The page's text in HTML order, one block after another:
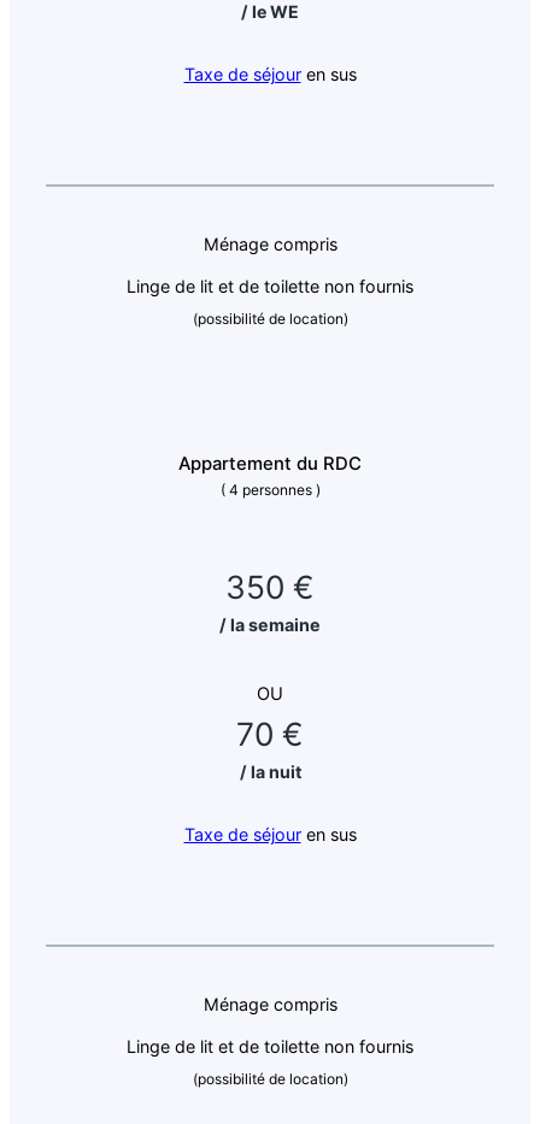
/ le WE
Taxe de séjouren sus
Ménage compris
Linge de lit et de toilette non fournis
(possibilité de location)
Appartement du RDC
( 4 personnes )
350 €
/ la semaine
OU
70 €
/ la nuit
Taxe de séjouren sus
Ménage compris
Linge de lit et de toilette non fournis
(possibilité de location)